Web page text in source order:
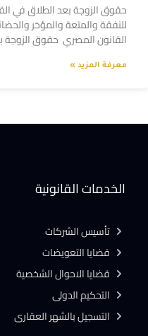
للنفقة والمتعة والمؤخر
القانون المصري حقوق الزوجة
معرفة المزيد »
الخدمات القانونية
تأسيس الشركات
قضايا التعويضات
قضايا الاحوال الشخصية
التحكيم الدولى
التسجيل بالشهر العقارى